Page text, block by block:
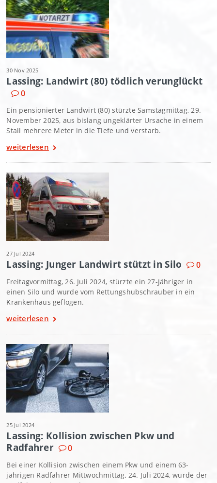
30 Nov 2025
Lassing: Landwirt (80) tödlich verunglückt
0
Ein pensionierter Landwirt (80) stürzte Samstagmittag, 29.
November 2025, aus bislang ungeklärter Ursache in einem
Stall mehrere Meter in die Tiefe und verstarb.
weiterlesen
27 Jul 2024
Lassing: Junger Landwirt stützt in Silo 0
Freitagvormittag, 26. Juli 2024, stürzte ein 27-Jähriger in
einen Silo und wurde vom Rettungshubschrauber in ein
Krankenhaus geflogen.
weiterlesen
25 Jul 2024
Lassing: Kollision zwischen Pkw und
Radfahrer
0
Bei einer Kollision zwischen einem Pkw und einem 63-
jährigen Radfahrer Mittwochmittag, 24. Juli 2024, wurde der